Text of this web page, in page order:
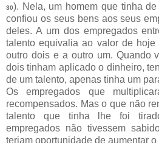
30). Nela, um homem que tinha
confiou os seus bens aos seus
deles. A um dos empregados
talento equivalia ao valor de
outro dois e a outro um. Quando
dois tinham aplicado o dinheiro,
de um talento, apenas tinha um
Os empregados que
recompensados. Mas o que não
talento que tinha lhe foi
empregados não tivessem
teriam oportunidade de aumentar o